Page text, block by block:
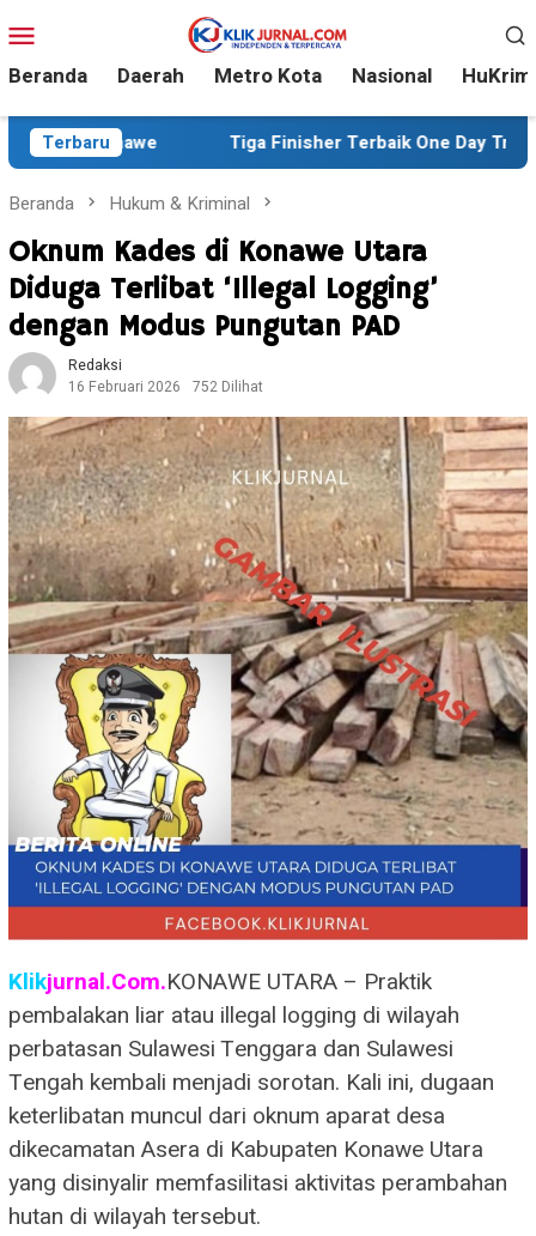
ke
kontenMobile
Beranda Daerah Metro Kota Nasional HuKrim
Terbaru
Tiga Finisher Terbaik One Day Trail Adventure Liwu
Beranda Hukum & Kriminal
Oknum Kades di Konawe Utara
Diduga Terlibat ‘Illegal Logging’
dengan Modus Pungutan PAD
Redaksi
16 Februari 2026
752 Dilihat
Klikjurnal.Com.KONAWE UTARA – Praktik
pembalakan liar atau illegal logging di wilayah
perbatasan Sulawesi Tenggara dan Sulawesi
Tengah kembali menjadi sorotan. Kali ini, dugaan
keterlibatan muncul dari oknum aparat desa
dikecamatan Asera di Kabupaten Konawe Utara
yang disinyalir memfasilitasi aktivitas perambahan
hutan di wilayah tersebut.